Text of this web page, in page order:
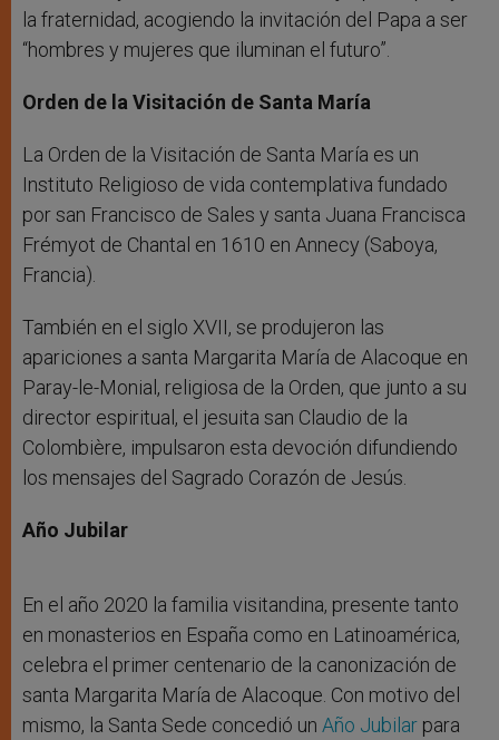
la fraternidad, acogiendo la invitación del Papa a ser
“hombres y mujeres que iluminan el futuro”.
Orden de la Visitación de Santa María
La Orden de la Visitación de Santa María es un
Instituto Religioso de vida contemplativa fundado
por san Francisco de Sales y santa Juana Francisca
Frémyot de Chantal en 1610 en Annecy (Saboya,
Francia).
También en el siglo XVII, se produjeron las
apariciones a santa Margarita María de Alacoque en
Paray-le-Monial, religiosa de la Orden, que junto a su
director espiritual, el jesuita san Claudio de la
Colombière, impulsaron esta devoción difundiendo
los mensajes del Sagrado Corazón de Jesús.
Año Jubilar
En el año 2020 la familia visitandina, presente tanto
en monasterios en España como en Latinoamérica,
celebra el primer centenario de la canonización de
santa Margarita María de Alacoque. Con motivo del
mismo, la Santa Sede concedió un Año Jubilar para